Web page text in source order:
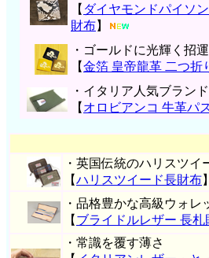
【 ダイヤモンドパイソ
財布】
・ゴールドに光輝く招
【金箔 皇帝龍革 二つ折
・イタリア人気ブラン
【 オロビアンコ 牛革パ
・英国伝統のハリスツイ
【ハリスツイード長財布】
・品格豊かな高級ウォレ
【 ブライドルレザー 長札
・常識を覆す薄さ